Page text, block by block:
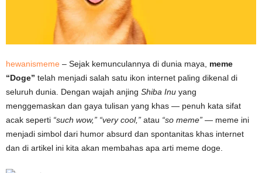
hewanismeme – Sejak kemunculannya di dunia maya, meme
“Doge” telah menjadi salah satu ikon internet paling dikenal di
seluruh dunia. Dengan wajah anjing Shiba Inu yang
menggemaskan dan gaya tulisan yang khas — penuh kata sifat
acak seperti “such wow,” “very cool,” atau “so meme” — meme ini
menjadi simbol dari humor absurd dan spontanitas khas internet
dan di artikel ini kita akan membahas apa arti meme doge.